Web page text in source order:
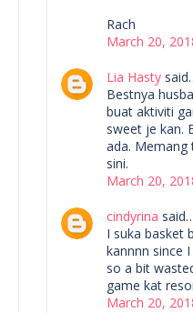
Rach
March 20,
Lia Hasty
Bestnya
buat aktiviti
sweet je kan.
ada. Memang
sini.
March 20,
cindyrina
I suka basket
kannnn since
so a bit
game kat
March 20,